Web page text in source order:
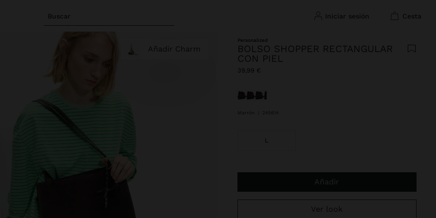
Buscar iniciar sesión cesta
Añadir Charm
Personalized
BOLSO SHOPPER RECTANGULAR
CON PIEL
39,99 €
Seleccionado
Marrón 245614
L
Añadir
Ver look